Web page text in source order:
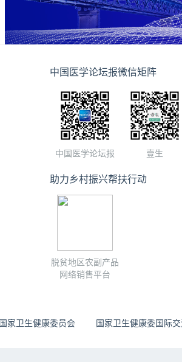
中国医学论坛报微信矩阵
中国医学论坛报 壹生
助力乡村振兴帮扶行动
脱贫地区农副产品
网络销售平台
国家卫生健康委员会 国家卫生健康委国际